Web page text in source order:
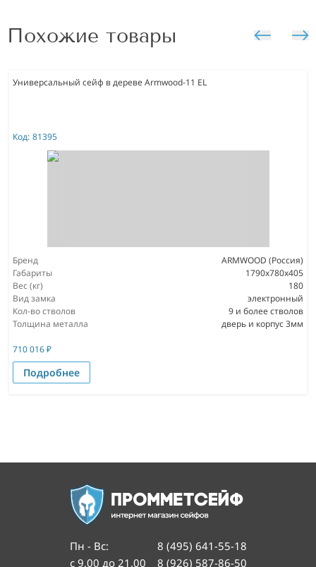
Похожие товары
Универсальный сейф в дереве Armwood-11 EL
Код: 81395
Бренд
ARMWOOD (Россия)
Габариты
1790х780х405
Вес (кг)
180
Вид замка
электронный
Кол-во стволов
9 и более стволов
Толщина металла
дверь и корпус 3мм
710 016₽
Подробнее
Пн - Вс:
с 9.00 до 21.00
8 (495) 641-55-18
8 (926) 587-86-50